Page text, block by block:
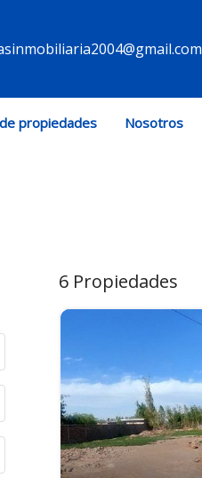
propiedades Nosotros
6 Propiedades